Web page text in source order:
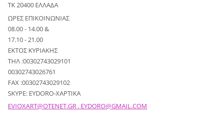
ΤΚ 20400 ΕΛΛΑΔΑ
ΩΡΕΣ ΕΠΙΚΟΙΝΩΝΙΑΣ
08.00 - 14.00 &
17.10 - 21.00
ΕΚΤΟΣ ΚΥΡΙΑΚΗΣ
ΤΗΛ :00302743029101
00302743026761
FAX :00302743029102
SKYPE: EYDORO-XAPTIKA
EVIOXART@OTENET.GR . EYDORO@GMAIL.COM